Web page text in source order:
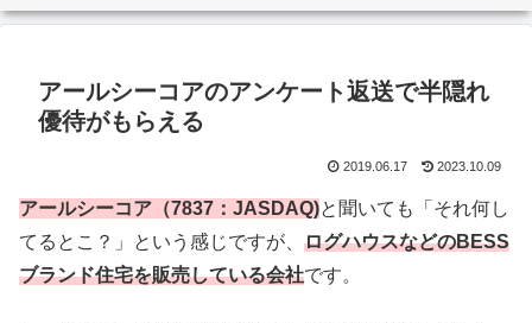
アールシーコアのアンケート返送で半隠れ
優待がもらえる
2019.06.17 2023.10.09
アールシーコア（7837：JASDAQ)と聞いても「それ何し
てるとこ？」という感じですが、 ログハウスなどのBESS
ブランド住宅を販売している会社です。